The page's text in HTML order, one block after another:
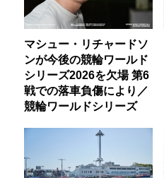
マシュー・リチャードソ
ンが今後の競輪ワールド
シリーズ2026を欠場 第6
戦での落車負傷により／
競輪ワールドシリーズ